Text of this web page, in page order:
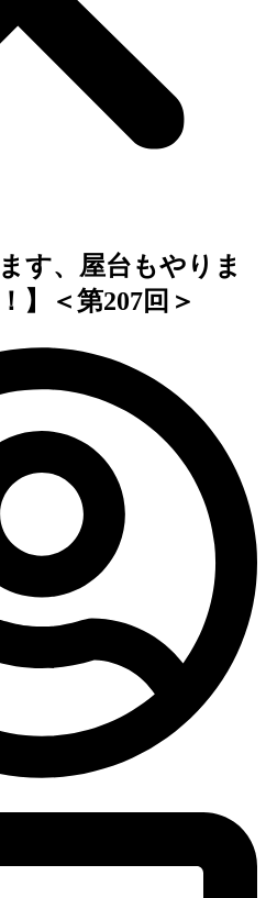
す、屋台もやりま
】＜第207回＞